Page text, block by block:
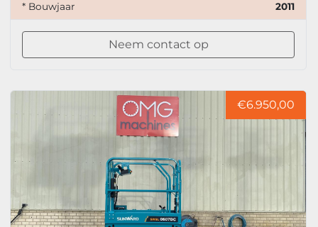
* Bouwjaar 2011
Neem contact op
€6.950,00